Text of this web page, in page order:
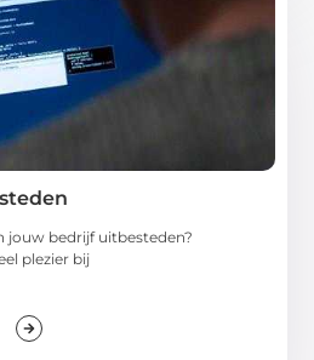
jouw bedrijf uitbesteden?
plezier bij